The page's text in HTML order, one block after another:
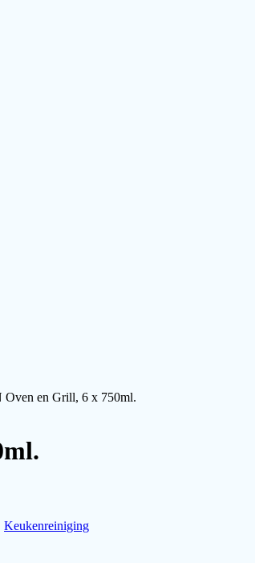
en Grill, 6 x 750ml.
Keukenreiniging